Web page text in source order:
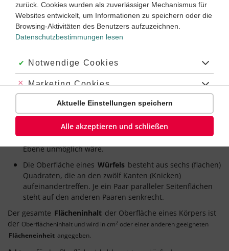
DieOberflächeist die äußere Begrenzung einesdreidimensionalen
Objekts, also einesKörpers. Sie ist damit selbst einzweidimensionales
Objekt, also eine Fläche.(Analog dazu hat eine zweidimensionale
Figureineneindimensionalen Umfang
Körper ja „auslaufen“), ist eine Oberfläche immer gekrümmt
oder sie hat „Knicke“ (oder beides).
Die Oberfläche der annäherndkugelförmigen
gekrümmt, deshalb hat z. B. ein Dreieck mit Eckpunkten
am Nordpol, am Äquator in Brasilien und am Äquator in
Indiendrei rechte Winkel, was bei einem Dreieck in der
Ebene unmöglich wäre.
Die Oberfläche eines Würfels besteht aus sechs (flachen)
Quadraten, die an den zwölf Kanten (Knicken)
aufeinandertreffen. Je ein Paar paralleler Seitenflächen
steht auf den anderen Paaren senkrecht.
Der gesamte Flächeninhalt der Oberfläche eines Körpers ist
der Oberflächeninhalt und wird in cm2 oder einer anderen geeigneten
Flächeneinheit angegeben.
zurück. Cookies wurden als zuverlässiger Mechanismus für
Websites entwickelt, um Informationen zu speichern oder die
Browsing-Aktivitäten des Benutzers aufzuzeichnen.
Datenschutzbestimmungen lesen
Akzeptiert:
Notwendige Cookies
Abgelehnt:
Marketing Cookies
Abgelehnt:
Personalisierungs-Cookies
Aktuelle Einstellungen speichern
Alle akzeptieren und schließen